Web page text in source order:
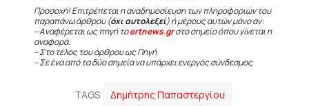
Προσοχή! Επιτρέπεται η αναδημοσίευση των πληροφοριών του
παραπάνω άρθρου (όχι αυτολεξεί) ή μέρους αυτών μόνο αν:
– Αναφέρεται ως πηγή τοertnews.grστο σημείο όπου γίνεται η
αναφορά.
– Στο τέλος του άρθρου ως Πηγή
– Σε ένα από τα δύο σημεία να υπάρχει ενεργός σύνδεσμος
TAGS Δημήτρης Παπαστεργίου